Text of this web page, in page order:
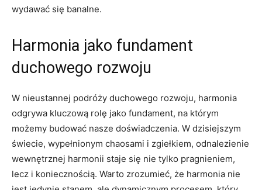
wydawać się banalne.
Harmonia jako fundament
duchowego rozwoju
W nieustannej podróży duchowego rozwoju, harmonia
odgrywa kluczową rolę jako fundament, na którym
możemy budować nasze doświadczenia. W dzisiejszym
świecie, wypełnionym chaosami i zgiełkiem, odnalezienie
wewnętrznej harmonii staje się nie tylko pragnieniem,
lecz i koniecznością. Warto zrozumieć, że harmonia nie